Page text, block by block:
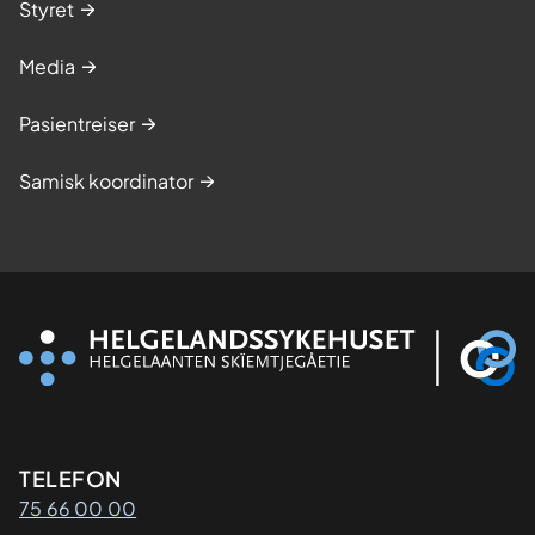
Styret
Media
Pasientreiser
Samisk koordinator
Kontaktinformasjon
TELEFON
75 66 00 00